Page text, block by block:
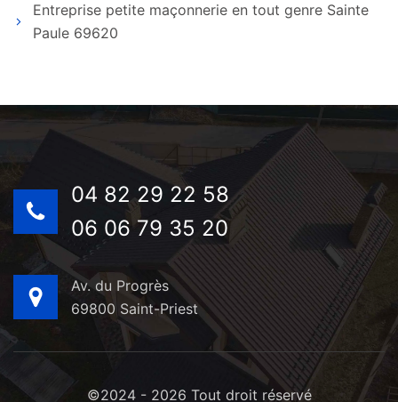
Entreprise petite maçonnerie en tout genre Sainte
Paule 69620
04 82 29 22 58
06 06 79 35 20
Av. du Progrès
69800 Saint-Priest
©2024 - 2026 Tout droit réservé